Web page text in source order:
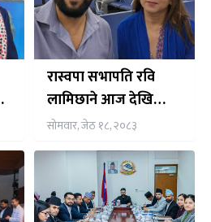
रास्वपा सभापति रवि
लामिछाने आज देखि
पाँचदिने भारत भ्रमणमा,
नेपाली समुदाय संग समेत
अन्तर्क्रिया गर्ने तय
सोमवार, जेठ १८, २०८३